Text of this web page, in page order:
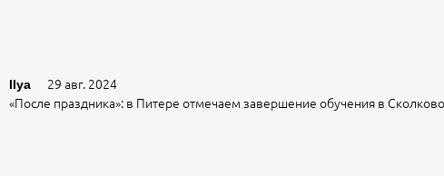
Ilya29 авг. 2024
«После праздника»: в Питере отмечаем завершение обучения в Сколково